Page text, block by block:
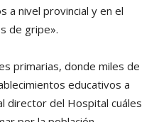
a nivel provincial y en el
de gripe».
primarias, donde miles de
educativos a
director del Hospital cuáles